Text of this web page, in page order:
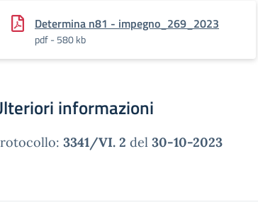
Determina n81 - impegno_269_2023
pdf - 580 kb
informazioni
3341/VI. 2 del 30-10-2023